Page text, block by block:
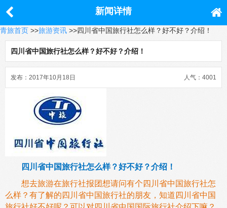
新闻详情
青旅首页 >>旅游资讯 >>四川省中国旅行社怎么样？好不好？介绍！
四川省中国旅行社怎么样？好不好？介绍！
人气：4001
发布：2017年10月18日
四川省中国旅行社怎么样？好不好？介绍！
想去旅游在旅行社报团想请问有个四川省中国旅行社怎
么样？有了解的四川省中国旅行社的朋友，知道四川省中国